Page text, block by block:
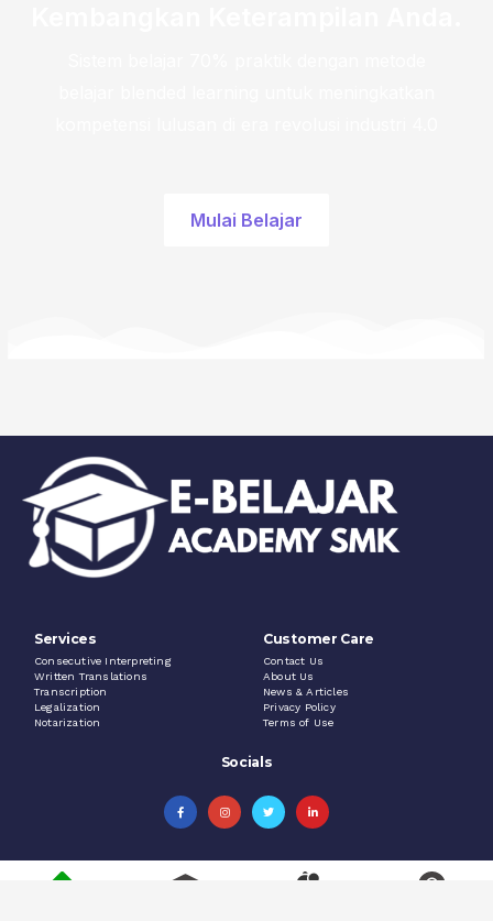
Mulai Belajar
Services
Consecutive Interpreting
Written Translations
Transcription
Legalization
Notarization
Customer Care
Contact Us
About Us
News & Articles
Privacy Policy
Terms of Use
Socials